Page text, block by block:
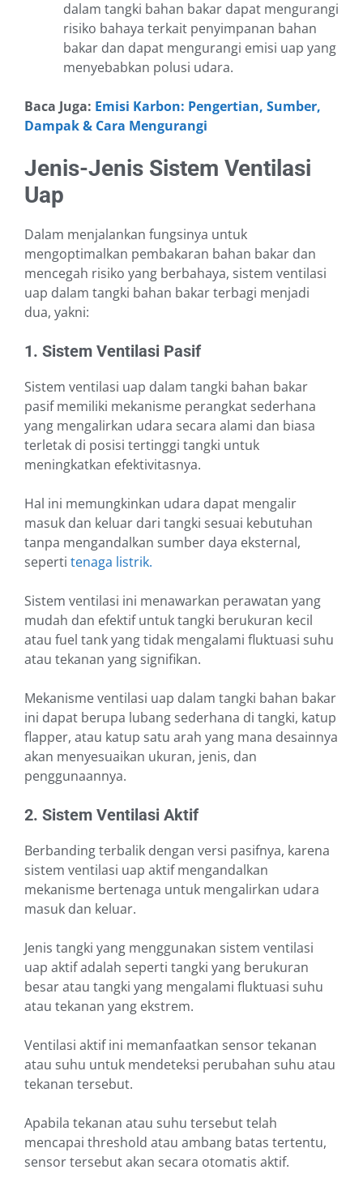
dalam tangki bahan bakar dapat mengurangi
risiko bahaya terkait penyimpanan bahan
bakar dan dapat mengurangi emisi uap yang
menyebabkan polusi udara.
Baca Juga: Emisi Karbon: Pengertian, Sumber,
Dampak & Cara Mengurangi
Jenis-Jenis Sistem Ventilasi
Uap
Dalam menjalankan fungsinya untuk
mengoptimalkan pembakaran bahan bakar dan
mencegah risiko yang berbahaya, sistem ventilasi
uap dalam tangki bahan bakar terbagi menjadi
dua, yakni:
1. Sistem Ventilasi Pasif
Sistem ventilasi uap dalam tangki bahan bakar
pasif memiliki mekanisme perangkat sederhana
yang mengalirkan udara secara alami dan biasa
terletak di posisi tertinggi tangki untuk
meningkatkan efektivitasnya.
Hal ini memungkinkan udara dapat mengalir
masuk dan keluar dari tangki sesuai kebutuhan
tanpa mengandalkan sumber daya eksternal,
seperti tenaga listrik.
Sistem ventilasi ini menawarkan perawatan yang
mudah dan efektif untuk tangki berukuran kecil
atau fuel tank yang tidak mengalami fluktuasi suhu
atau tekanan yang signifikan.
Mekanisme ventilasi uap dalam tangki bahan bakar
ini dapat berupa lubang sederhana di tangki, katup
flapper, atau katup satu arah yang mana desainnya
akan menyesuaikan ukuran, jenis, dan
penggunaannya.
2. Sistem Ventilasi Aktif
Berbanding terbalik dengan versi pasifnya, karena
sistem ventilasi uap aktif mengandalkan
mekanisme bertenaga untuk mengalirkan udara
masuk dan keluar.
Jenis tangki yang menggunakan sistem ventilasi
uap aktif adalah seperti tangki yang berukuran
besar atau tangki yang mengalami fluktuasi suhu
atau tekanan yang ekstrem.
Ventilasi aktif ini memanfaatkan sensor tekanan
atau suhu untuk mendeteksi perubahan suhu atau
tekanan tersebut.
Apabila tekanan atau suhu tersebut telah
mencapai threshold atau ambang batas tertentu,
sensor tersebut akan secara otomatis aktif.